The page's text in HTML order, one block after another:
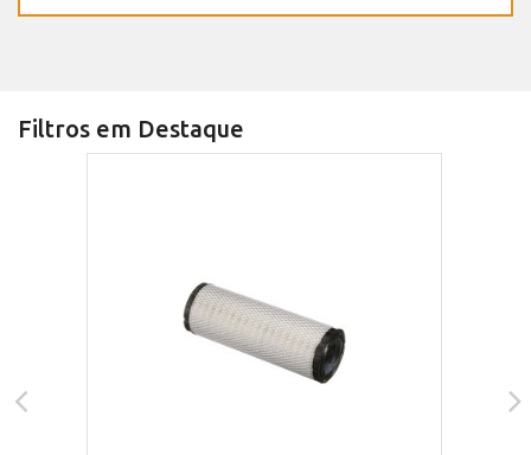
Filtros em Destaque